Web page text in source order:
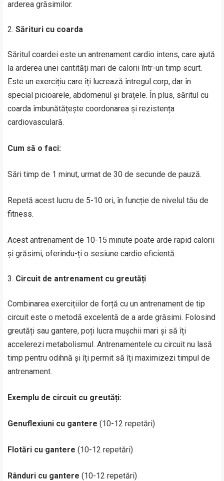
arderea grăsimilor.
Sărituri cu coarda
Săritul coardei este un antrenament cardio intens, care ajută
la arderea unei cantități mari de calorii într-un timp scurt.
Este un exercițiu care îți lucrează întregul corp, dar în
special picioarele, abdomenul și brațele. În plus, săritul cu
coarda îmbunătățește coordonarea și rezistența
cardiovasculară.
Cum să o faci:
Sări timp de 1 minut, urmat de 30 de secunde de pauză.
Repetă acest lucru de 5-10 ori, în funcție de nivelul tău de
fitness.
Acest antrenament de 10-15 minute poate arde rapid calorii
și grăsimi, oferindu-ți o sesiune cardio eficientă.
Circuit de antrenament cu greutăți
Combinarea exercițiilor de forță cu un antrenament de tip
circuit este o metodă excelentă de a arde grăsimi. Folosind
greutăți sau gantere, poți lucra mușchii mari și să îți
accelerezi metabolismul. Antrenamentele cu circuit nu lasă
timp pentru odihnă și îți permit să îți maximizezi timpul de
antrenament.
Exemplu de circuit cu greutăți:
Genuflexiuni cu gantere (10-12 repetări)
Flotări cu gantere (10-12 repetări)
Rânduri cu gantere (10-12 repetări)